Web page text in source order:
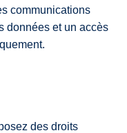
communications
données et un accès
des droits